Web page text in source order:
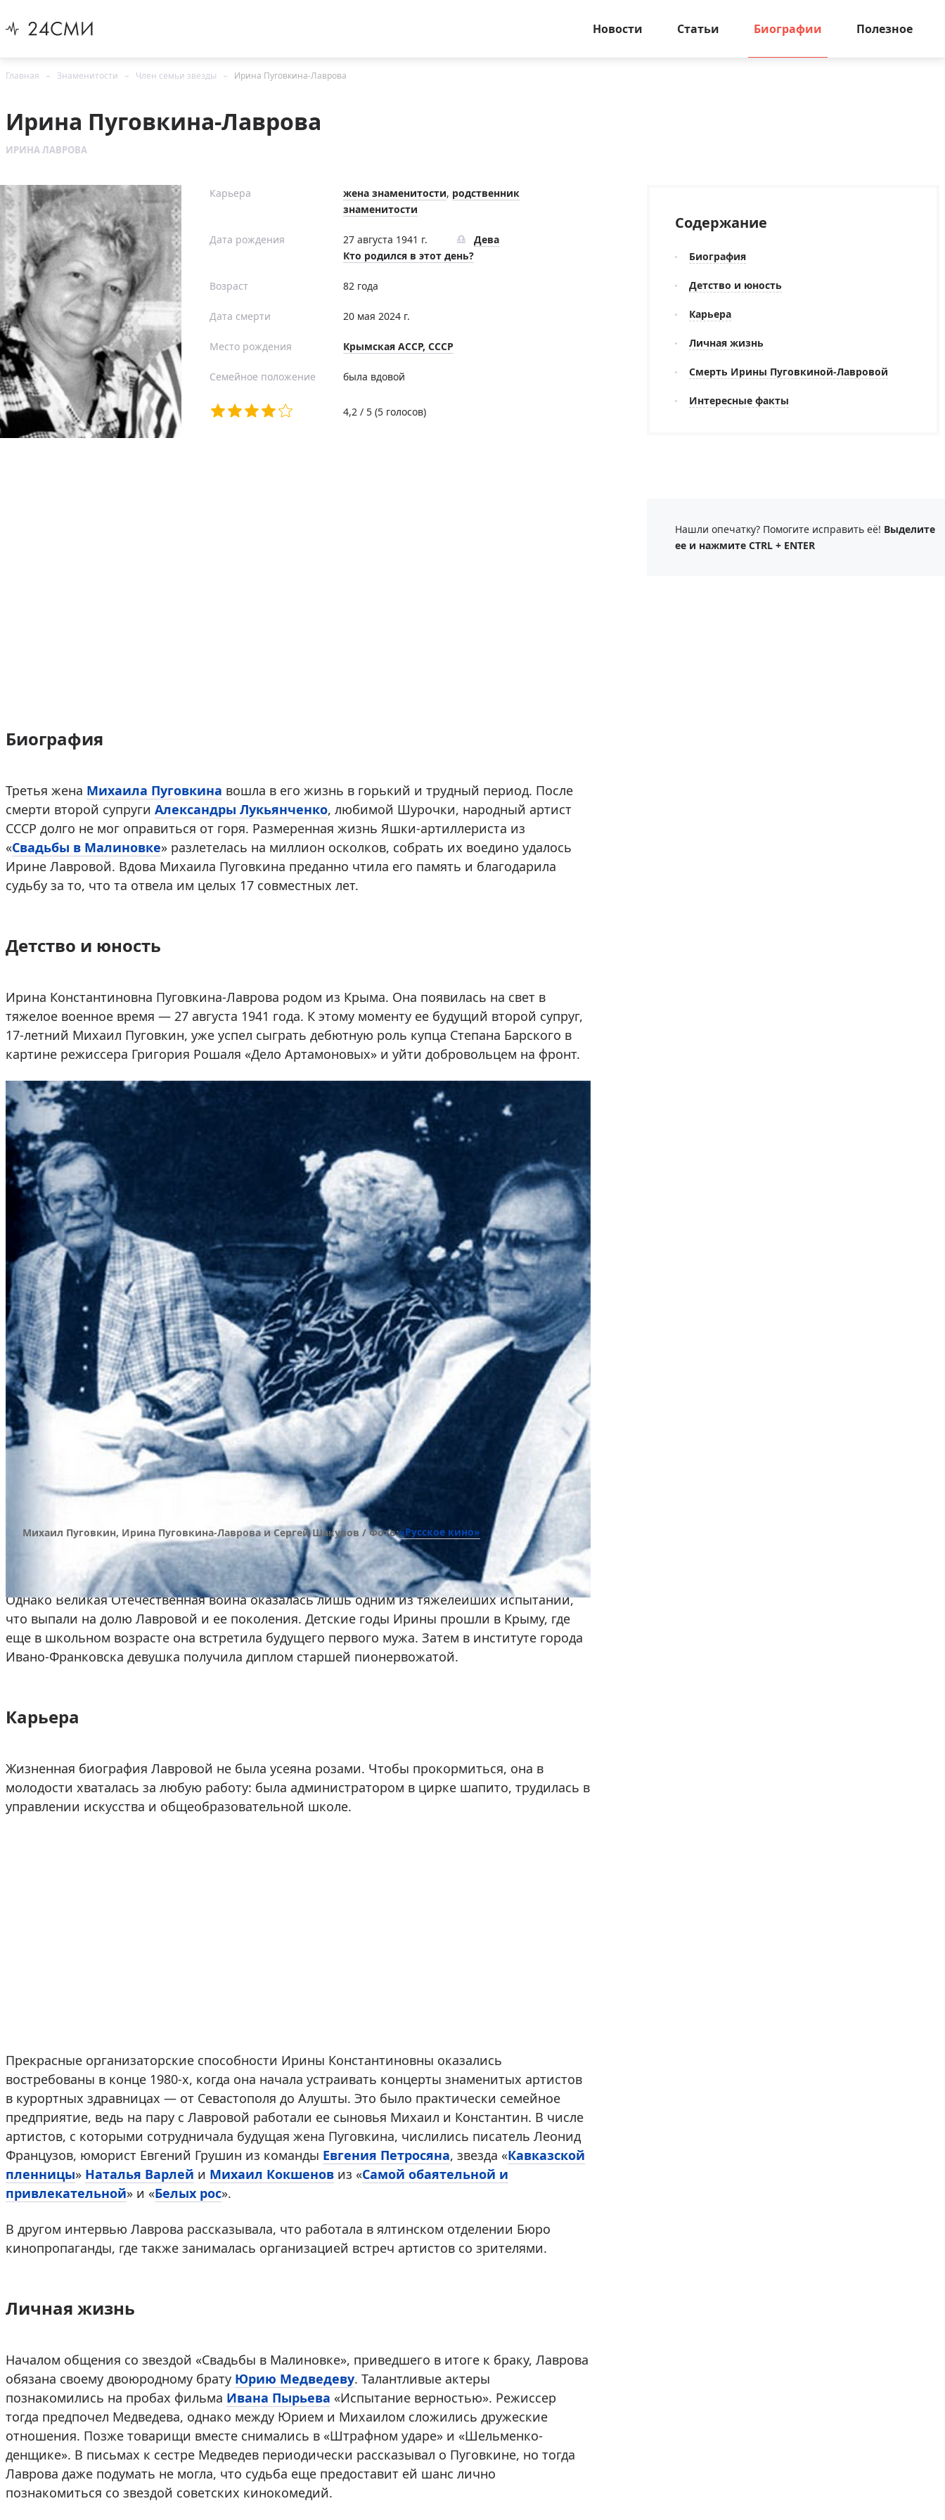
Новости Статьи Биографии Полезное
Главная Знаменитости Член семьи звезды Ирина Пуговкина-Лаврова
Ирина Пуговкина-Лаврова
ИРИНА ЛАВРОВА
Карьера жена знаменитости, родственник
знаменитости
Дата рождения 27 августа 1941 г.
Дева
Кто родился в этот день?
Возраст 82 года
Дата смерти 20 мая 2024 г.
Место рождения Крымская АССР, СССР
Семейное положение была вдовой
4,2 / 5 (5 голосов)
Биография
Третья жена Михаила Пуговкина вошла в его жизнь в горький и трудный период. После
смерти второй супруги Александры Лукьянченко, любимой Шурочки, народный артист
СССР долго не мог оправиться от горя. Размеренная жизнь Яшки-артиллериста из
«Свадьбы в Малиновке» разлетелась на миллион осколков, собрать их воедино удалось
Ирине Лавровой. Вдова Михаила Пуговкина преданно чтила его память и благодарила
судьбу за то, что та отвела им целых 17 совместных лет.
Детство и юность
Ирина Константиновна Пуговкина-Лаврова родом из Крыма. Она появилась на свет в
тяжелое военное время — 27 августа 1941 года. К этому моменту ее будущий второй супруг,
17-летний Михаил Пуговкин, уже успел сыграть дебютную роль купца Степана Барского в
картине режиссера Григория Рошаля «Дело Артамоновых» и уйти добровольцем на фронт.
Михаил Пуговкин, Ирина Пуговкина-Лаврова и Сергей Шакуров / Фото:«Русское кино»
Однако Великая Отечественная война оказалась лишь одним из тяжелейших испытаний,
что выпали на долю Лавровой и ее поколения. Детские годы Ирины прошли в Крыму, где
еще в школьном возрасте она встретила будущего первого мужа. Затем в институте города
Ивано-Франковска девушка получила диплом старшей пионервожатой.
Карьера
Жизненная биография Лавровой не была усеяна розами. Чтобы прокормиться, она в
молодости хваталась за любую работу: была администратором в цирке шапито, трудилась в
управлении искусства и общеобразовательной школе.
Прекрасные организаторские способности Ирины Константиновны оказались
востребованы в конце 1980-х, когда она начала устраивать концерты знаменитых артистов
в курортных здравницах — от Севастополя до Алушты. Это было практически семейное
предприятие, ведь на пару с Лавровой работали ее сыновья Михаил и Константин. В числе
артистов, с которыми сотрудничала будущая жена Пуговкина, числились писатель Леонид
Французов, юморист Евгений Грушин из команды Евгения Петросяна, звезда «Кавказской
пленницы» Наталья Варлей и Михаил Кокшенов из «Самой обаятельной и
привлекательной» и «Белых рос».
В другом интервью Лаврова рассказывала, что работала в ялтинском отделении Бюро
кинопропаганды, где также занималась организацией встреч артистов со зрителями.
Личная жизнь
Началом общения со звездой «Свадьбы в Малиновке», приведшего в итоге к браку, Лаврова
обязана своему двоюродному брату Юрию Медведеву. Талантливые актеры
познакомились на пробах фильма Ивана Пырьева «Испытание верностью». Режиссер
тогда предпочел Медведева, однако между Юрием и Михаилом сложились дружеские
отношения. Позже товарищи вместе снимались в «Штрафном ударе» и «Шельменко-
денщике». В письмах к сестре Медведев периодически рассказывал о Пуговкине, но тогда
Лаврова даже подумать не могла, что судьба еще предоставит ей шанс лично
познакомиться со звездой советских кинокомедий.
Содержание
Биография
Детство и юность
Карьера
Личная жизнь
Смерть Ирины Пуговкиной-Лавровой
Интересные факты
Нашли опечатку? Помогите исправить её! Выделите
ее и нажмите CTRL + ENTER